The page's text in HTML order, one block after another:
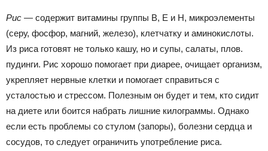
Рис — содержит витамины группы В, Е и Н, микроэлементы
(серу, фосфор, магний, железо), клетчатку и аминокислоты.
Из риса готовят не только кашу, но и супы, салаты, плов.
пудинги. Рис хорошо помогает при диарее, очищает организм,
укрепляет нервные клетки и помогает справиться с
усталостью и стрессом. Полезным он будет и тем, кто сидит
на диете или боится набрать лишние килограммы. Однако
если есть проблемы со стулом (запоры), болезни сердца и
сосудов, то следует ограничить употребление риса.